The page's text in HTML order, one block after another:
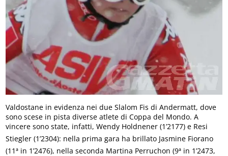
Valdostane in evidenza nei due Slalom Fis di Andermatt, dove
sono scese in pista diverse atlete di Coppa del Mondo. A
vincere sono state, infatti, Wendy Holdnener (1’2177) e Resi
Stiegler (1’2304): nella prima gara ha brillato Jasmine Fiorano
(11ª in 1’2476), nella seconda Martina Perruchon (9ª in 1’2473,